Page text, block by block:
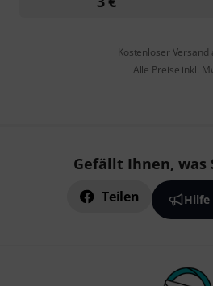
Kostenloser Versand
Alle Preise inkl.
Gefällt Ihnen, was
Teilen Hilfe